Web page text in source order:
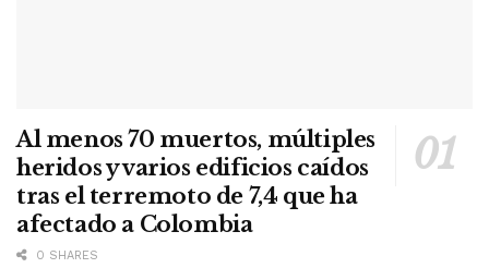
Al menos 70 muertos, múltiples
heridos y varios edificios caídos
tras el terremoto de 7,4 que ha
afectado a Colombia
0 SHARES